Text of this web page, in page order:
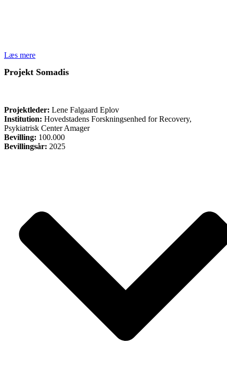
Læs mere
Projekt Somadis
Projektleder: Lene Falgaard Eplov
Institution: Hovedstadens Forskningsenhed for Recovery,
Psykiatrisk Center Amager
Bevilling: 100.000
Bevillingsår: 2025